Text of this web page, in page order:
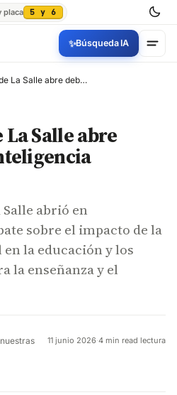
placa 5 y 6
✨Búsqueda IA
Universidad de La Salle abre debate sobre inteligencia artificial
Salle abre
abrió en
sobre el impacto de la
la educación y los
la enseñanza y el
11 junio 2026·4 min read lectura